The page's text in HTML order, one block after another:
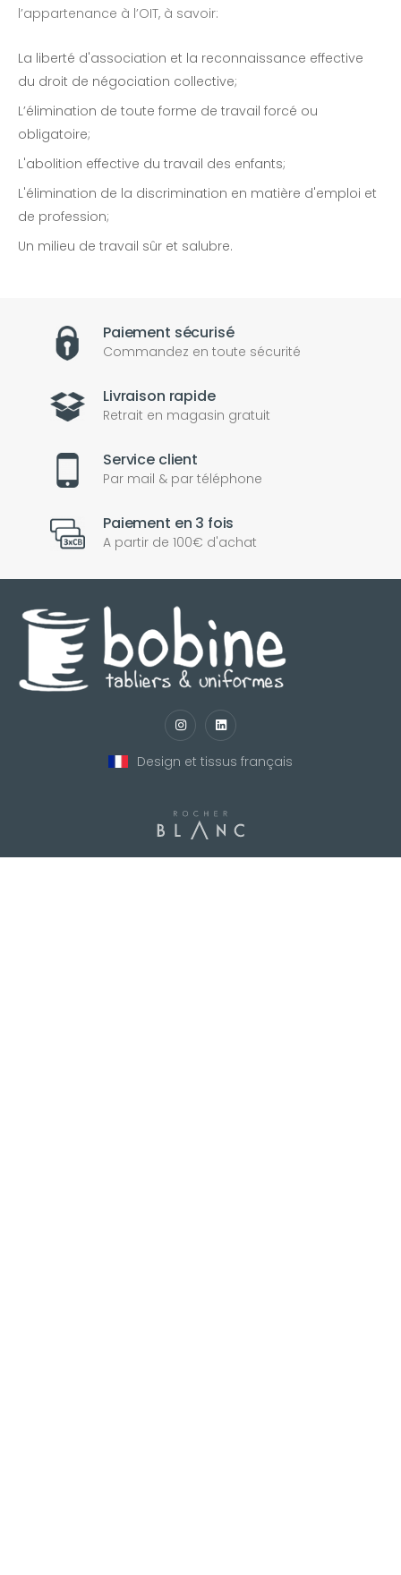
l’appartenance à l’OIT, à savoir:
La liberté d'association et la reconnaissance effective
du droit de négociation collective;
L’élimination de toute forme de travail forcé ou
obligatoire;
L'abolition effective du travail des enfants;
L'élimination de la discrimination en matière d'emploi et
de profession;
Un milieu de travail sûr et salubre.
Paiement sécurisé
Commandez en toute sécurité
Livraison rapide
Retrait en magasin gratuit
Service client
Par mail & par téléphone
Paiement en 3 fois
A partir de 100€ d'achat
Design et tissus français